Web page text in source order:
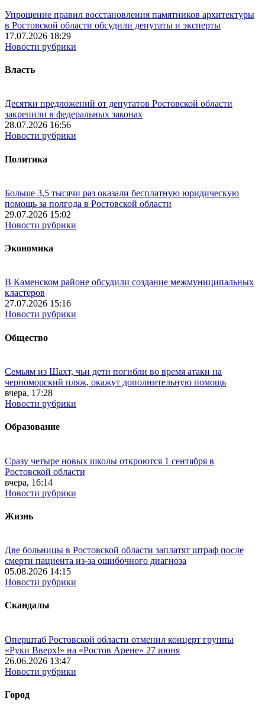
Упрощение правил восстановления памятников архитектуры
в Ростовской области обсудили депутаты и эксперты
17.07.2026 18:29
Новости рубрики
Власть
Десятки предложений от депутатов Ростовской области
закрепили в федеральных законах
28.07.2026 16:56
Новости рубрики
Политика
Больше 3,5 тысячи раз оказали бесплатную юридическую
помощь за полгода в Ростовской области
29.07.2026 15:02
Новости рубрики
Экономика
В Каменском районе обсудили создание межмуниципальных
кластеров
27.07.2026 15:16
Новости рубрики
Общество
Семьям из Шахт, чьи дети погибли во время атаки на
черноморский пляж, окажут дополнительную помощь
вчера, 17:28
Новости рубрики
Образование
Сразу четыре новых школы откроются 1 сентября в
Ростовской области
вчера, 16:14
Новости рубрики
Жизнь
Две больницы в Ростовской области заплатят штраф после
смерти пациента из-за ошибочного диагноза
05.08.2026 14:15
Новости рубрики
Скандалы
Оперштаб Ростовской области отменил концерт группы
«Руки Вверх!» на «Ростов Арене» 27 июня
26.06.2026 13:47
Новости рубрики
Город